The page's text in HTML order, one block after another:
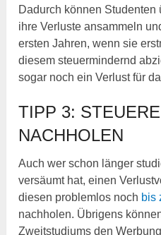
Dadurch können
ihre Verluste ansammeln
ersten Jahren, wenn sie
diesem steuermindernd
sogar noch ein Verlust für
TIPP 3:
NACHHOLEN
Auch wer schon länger
versäumt hat, einen
diesen problemlos noch bis
nachholen. Übrigens
Zweitstudiums den